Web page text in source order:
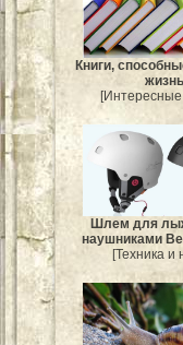
Книги,
жизнь
Шлем для
наушниками
[Техника и